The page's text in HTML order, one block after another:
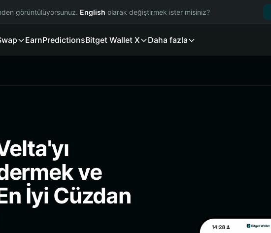
görüntülüyorsunuz. English olarak değiştirmek ister misiniz?
EarnPredictionsBitget Wallet X Daha fazla
ve
İyi Cüzdan